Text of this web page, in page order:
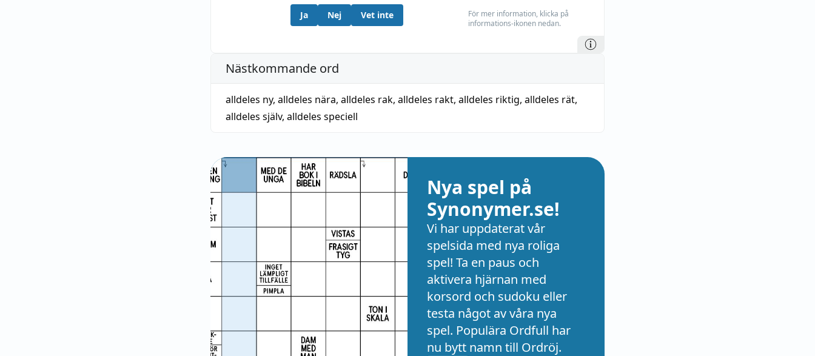
Ja Nej Vet inte
För mer information, klicka på
informations-ikonen nedan.
Nästkommande ord
alldeles ny, alldeles nära, alldeles rak, alldeles rakt, alldeles riktig, alldeles rät,
alldeles själv, alldeles speciell
Nya spel på
Synonymer.se!
Vi har uppdaterat vår
spelsida med nya roliga
spel! Ta en paus och
aktivera hjärnan med
korsord och sudoku eller
testa något av våra nya
spel. Populära Ordfull har
nu bytt namn till Ordröj.